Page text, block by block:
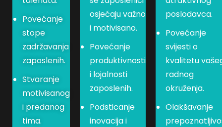
Povećanje
stope
zadržavanja
zaposlenih.
Stvaranje
motivisanog
i predanog
tima.
osjećaju važno
i motivisano.
Povećanje
produktivnosti
i lojalnosti
zaposlenih.
Podsticanje
inovacija i
poslodavca.
Povećanje
svijesti o
kvalitetu
radnog
okruženja.
Olakšavanje